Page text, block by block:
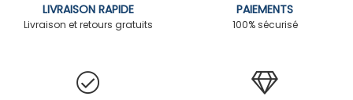
LIVRAISON RAPIDE
Livraison et retours gratuits
PAIEMENTS
100% sécurisé